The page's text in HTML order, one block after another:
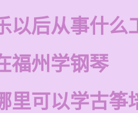
以后从事什么
福州学钢琴
里可以学古筝